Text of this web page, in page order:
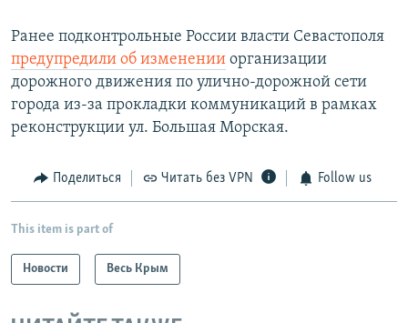
Ранее подконтрольные России власти Севастополя
предупредили об изменении организации
дорожного движения по улично-дорожной сети
города из-за прокладки коммуникаций в рамках
реконструкции ул. Большая Морская.
Поделиться Читать без VPN Follow us
This item is part of
Новости Весь Крым